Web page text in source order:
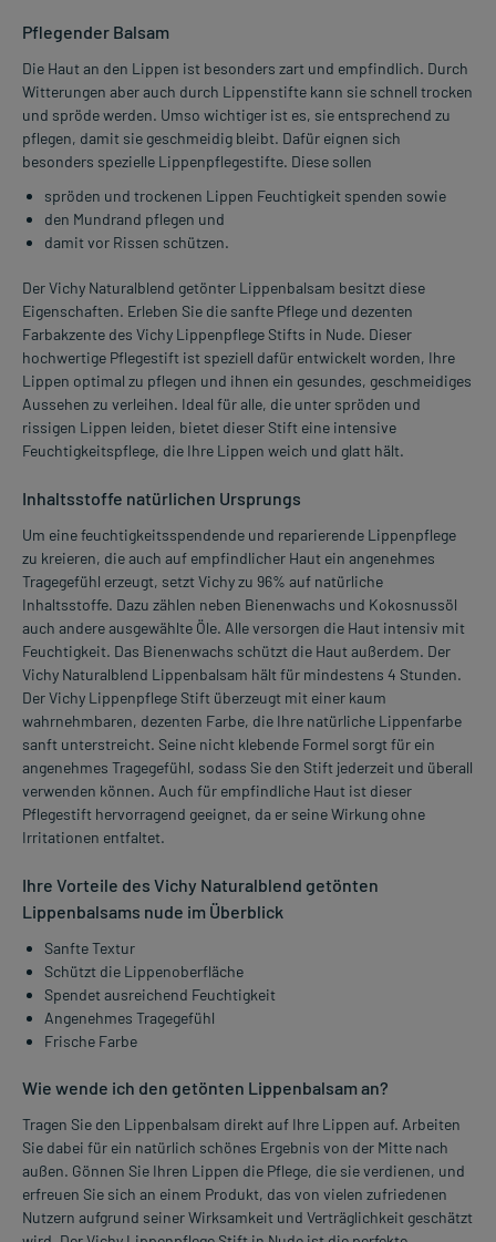
Pflegender Balsam
Die Haut an den Lippen ist besonders zart und empfindlich. Durch
Witterungen aber auch durch Lippenstifte kann sie schnell trocken
und spröde werden. Umso wichtiger ist es, sie entsprechend zu
pflegen, damit sie geschmeidig bleibt. Dafür eignen sich
besonders spezielle Lippenpflegestifte. Diese sollen
spröden und trockenen Lippen Feuchtigkeit spenden sowie
den Mundrand pflegen und
damit vor Rissen schützen.
Der Vichy Naturalblend getönter Lippenbalsam besitzt diese
Eigenschaften. Erleben Sie die sanfte Pflege und dezenten
Farbakzente des Vichy Lippenpflege Stifts in Nude. Dieser
hochwertige Pflegestift ist speziell dafür entwickelt worden, Ihre
Lippen optimal zu pflegen und ihnen ein gesundes, geschmeidiges
Aussehen zu verleihen. Ideal für alle, die unter spröden und
rissigen Lippen leiden, bietet dieser Stift eine intensive
Feuchtigkeitspflege, die Ihre Lippen weich und glatt hält.
Inhaltsstoffe natürlichen Ursprungs
Um eine feuchtigkeitsspendende und reparierende Lippenpflege
zu kreieren, die auch auf empfindlicher Haut ein angenehmes
Tragegefühl erzeugt, setzt Vichy zu 96% auf natürliche
Inhaltsstoffe. Dazu zählen neben Bienenwachs und Kokosnussöl
auch andere ausgewählte Öle. Alle versorgen die Haut intensiv mit
Feuchtigkeit. Das Bienenwachs schützt die Haut außerdem. Der
Vichy Naturalblend Lippenbalsam hält für mindestens 4 Stunden.
Der Vichy Lippenpflege Stift überzeugt mit einer kaum
wahrnehmbaren, dezenten Farbe, die Ihre natürliche Lippenfarbe
sanft unterstreicht. Seine nicht klebende Formel sorgt für ein
angenehmes Tragegefühl, sodass Sie den Stift jederzeit und überall
verwenden können. Auch für empfindliche Haut ist dieser
Pflegestift hervorragend geeignet, da er seine Wirkung ohne
Irritationen entfaltet.
Ihre Vorteile des Vichy Naturalblend getönten
Lippenbalsams nude im Überblick
Sanfte Textur
Schützt die Lippenoberfläche
Spendet ausreichend Feuchtigkeit
Angenehmes Tragegefühl
Frische Farbe
Wie wende ich den getönten Lippenbalsam an?
Tragen Sie den Lippenbalsam direkt auf Ihre Lippen auf. Arbeiten
Sie dabei für ein natürlich schönes Ergebnis von der Mitte nach
außen. Gönnen Sie Ihren Lippen die Pflege, die sie verdienen, und
erfreuen Sie sich an einem Produkt, das von vielen zufriedenen
Nutzern aufgrund seiner Wirksamkeit und Verträglichkeit geschätzt